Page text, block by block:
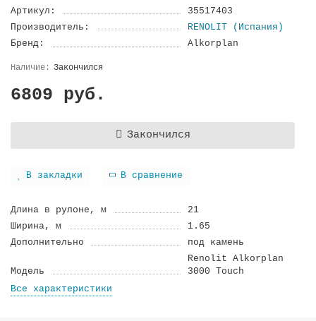
Артикул:
35517403
Производитель:
RENOLIT (Испания)
Бренд:
Alkorplan
Закончился
6809 руб.
Закончился
В закладки В сравнение
Длина в рулоне, м
21
Ширина, м
1.65
Дополнительно
под камень
Модель
Renolit Alkorplan
3000 Touch
Все характеристики